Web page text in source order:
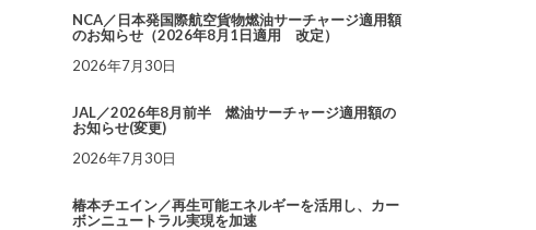
NCA／日本発国際航空貨物燃油サーチャージ適用額
のお知らせ（2026年8月1日適用 改定）
2026年7月30日
JAL／2026年8月前半 燃油サーチャージ適用額の
お知らせ(変更)
2026年7月30日
椿本チエイン／再生可能エネルギーを活用し、カー
ボンニュートラル実現を加速